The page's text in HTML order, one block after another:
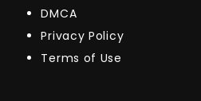
DMCA
Privacy Policy
Terms of Use